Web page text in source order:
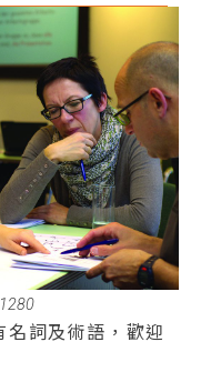
詞及術語，歡迎